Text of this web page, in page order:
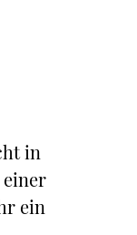
in
einer
ein